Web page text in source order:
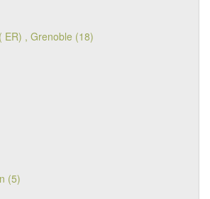
ER) , Grenoble (18)
(5)